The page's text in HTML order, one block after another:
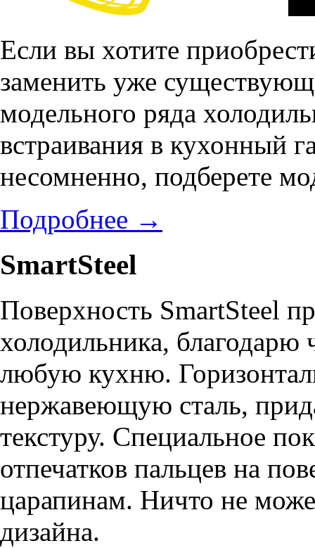
Если вы хотите
заменить уже
модельного ряда
встраивания в кухонный
несомненно, подберете
Подробнее →
SmartSteel
Поверхность SmartSteel
холодильника,
любую кухню.
нержавеющую сталь,
текстуру. Специальное
отпечатков пальцев на
царапинам. Ничто не
дизайна.